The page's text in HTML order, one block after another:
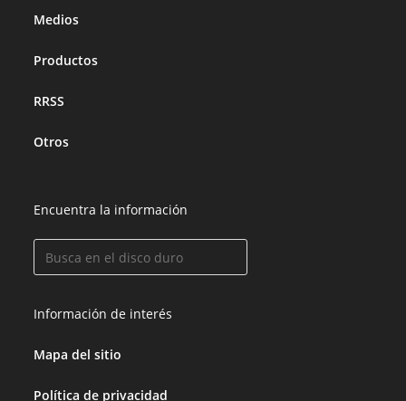
Medios
Productos
RRSS
Otros
Encuentra la información
Información de interés
Mapa del sitio
Política de privacidad